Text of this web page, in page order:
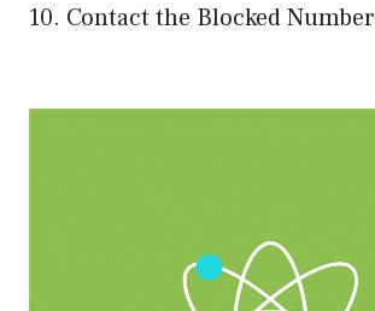
10. Contact the Blocked Number